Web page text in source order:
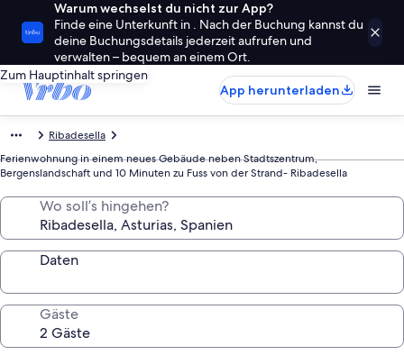
Warum wechselst du nicht zur App?
Finde eine Unterkunft in . Nach der Buchung kannst du
deine Buchungsdetails jederzeit aufrufen und
verwalten – bequem an einem Ort.
Zum Hauptinhalt springen
App herunterladen
Ribadesella
Ferienwohnung in einem neues Gebäude neben Stadtszentrum,
Bergenslandschaft und 10 Minuten zu Fuss von der Strand- Ribadesella
Wo soll’s hingehen?
Daten
Gäste